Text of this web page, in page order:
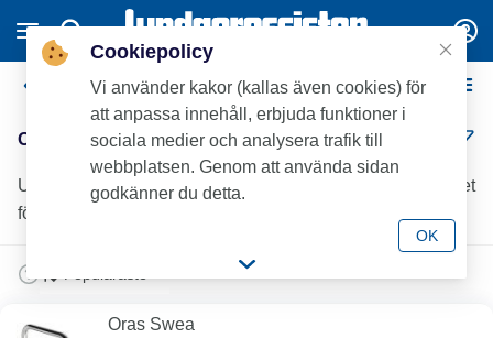
Oras Köksblandare
Oras Köksblandare (6)
Upptäck Oras köksblandare hos Lundagrossisten – kvalitet
för professionella installationer.
Oras Swea
Cookiepolicy
Vi använder kakor (kallas även cookies) för
att anpassa innehåll, erbjuda funktioner i
sociala medier och analysera trafik till
webbplatsen. Genom att använda sidan
godkänner du detta.
OK